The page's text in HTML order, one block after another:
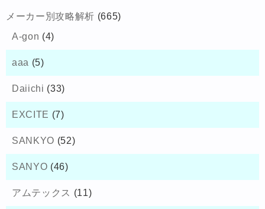
メーカー別攻略解析 (665)
A-gon (4)
aaa (5)
Daiichi (33)
EXCITE (7)
SANKYO (52)
SANYO (46)
アムテックス (11)